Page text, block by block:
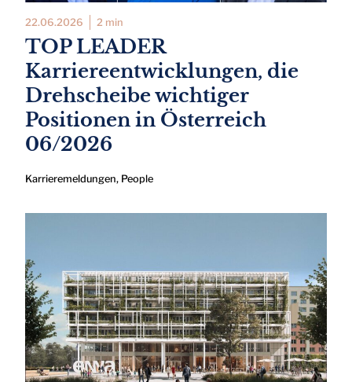
22.06.2026 2 min
TOP LEADER
Karriereentwicklungen, die
Drehscheibe wichtiger
Positionen in Österreich
06/2026
Karrieremeldungen, People